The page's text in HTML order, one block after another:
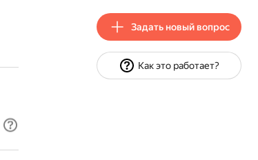
Задать новый вопрос
Как это работает?